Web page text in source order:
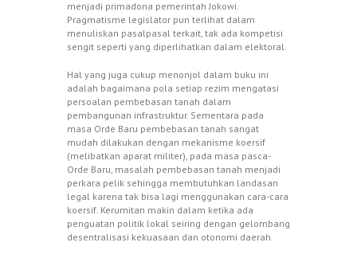
menjadi primadona pemerintah Jokowi.
Pragmatisme legislator pun terlihat dalam
menuliskan pasal­pasal terkait, tak ada kompetisi
sengit seperti yang diperlihatkan dalam elektoral.
Hal yang juga cukup menonjol dalam buku ini
adalah bagaimana pola setiap rezim mengatasi
persoalan pembebasan tanah dalam
pembangunan infrastruktur. Sementara pada
masa Orde Baru pembebasan tanah sangat
mudah dilakukan dengan mekanisme koersif
(melibatkan aparat militer), pada masa pasca-
Orde Baru, masalah pembebasan tanah menjadi
perkara pelik sehingga membutuhkan landasan
legal karena tak bisa lagi menggunakan cara-cara
koersif. Kerumitan makin dalam ketika ada
penguatan politik lokal seiring dengan gelombang
desentralisasi kekuasaan dan otonomi daerah.